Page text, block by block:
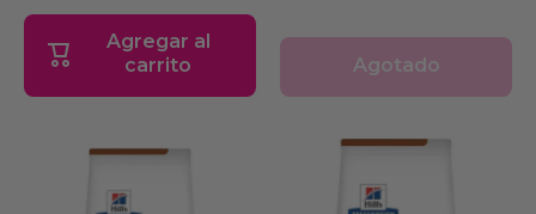
Agregar al
carrito
Agotado